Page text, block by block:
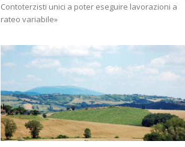
Contoterzisti unici a poter eseguire lavorazioni a
rateo variabile»